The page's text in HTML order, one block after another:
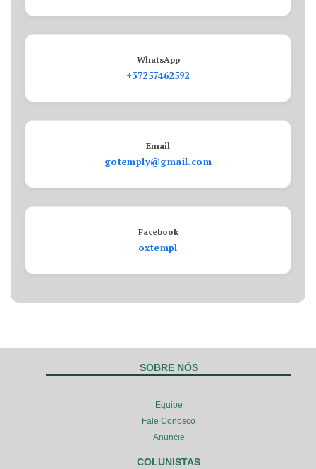
WhatsApp
+37257462592
Email
gotemply@gmail.com
Facebook
oxtempl
SOBRE NÓS
Equipe
Fale Conosco
Anuncie
COLUNISTAS